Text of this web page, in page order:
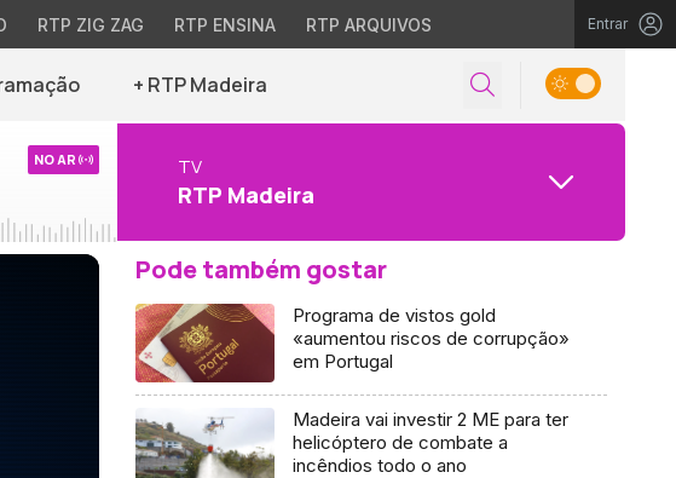
RTP ZIG ZAG RTP ENSINA RTP ARQUIVOS Entrar
+ RTP Madeira
NO AR TV
RTP Madeira
Pode também gostar
Programa de vistos gold
«aumentou riscos de corrupção»
em Portugal
Madeira vai investir 2 ME para ter
helicóptero de combate a
incêndios todo o ano